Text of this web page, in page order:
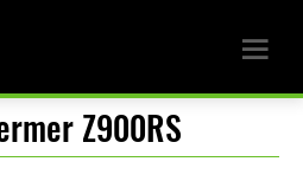
Z900RS